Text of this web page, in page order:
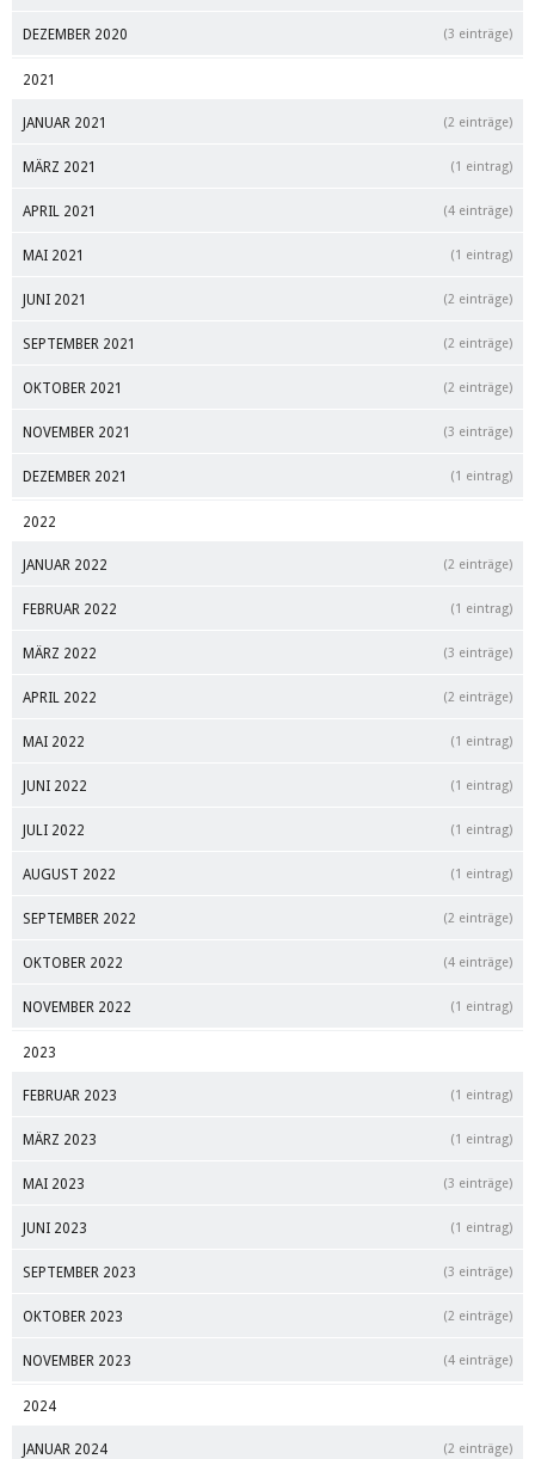
DEZEMBER 2020 (3 einträge)
2021
JANUAR 2021 (2 einträge)
MÄRZ 2021 (1 eintrag)
APRIL 2021 (4 einträge)
MAI 2021 (1 eintrag)
JUNI 2021 (2 einträge)
SEPTEMBER 2021 (2 einträge)
OKTOBER 2021 (2 einträge)
NOVEMBER 2021 (3 einträge)
DEZEMBER 2021 (1 eintrag)
2022
JANUAR 2022 (2 einträge)
FEBRUAR 2022 (1 eintrag)
MÄRZ 2022 (3 einträge)
APRIL 2022 (2 einträge)
MAI 2022 (1 eintrag)
JUNI 2022 (1 eintrag)
JULI 2022 (1 eintrag)
AUGUST 2022 (1 eintrag)
SEPTEMBER 2022 (2 einträge)
OKTOBER 2022 (4 einträge)
NOVEMBER 2022 (1 eintrag)
2023
FEBRUAR 2023 (1 eintrag)
MÄRZ 2023 (1 eintrag)
MAI 2023 (3 einträge)
JUNI 2023 (1 eintrag)
SEPTEMBER 2023 (3 einträge)
OKTOBER 2023 (2 einträge)
NOVEMBER 2023 (4 einträge)
2024
JANUAR 2024 (2 einträge)